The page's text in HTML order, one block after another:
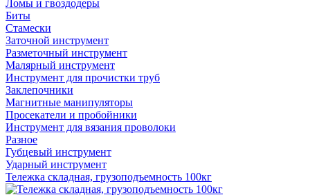
Ломы и гвоздодеры
Биты
Стамески
Заточной инструмент
Разметочный инструмент
Малярный инструмент
Инструмент для прочистки труб
Заклепочники
Магнитные манипуляторы
Просекатели и пробойники
Инструмент для вязания проволоки
Разное
Губцевый инструмент
Ударный инструмент
Тележка складная, грузоподъемность 100кг